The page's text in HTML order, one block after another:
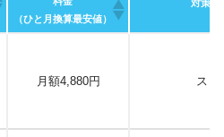
（ひと月換算最安値）
対策で
月額4,880円 スピ